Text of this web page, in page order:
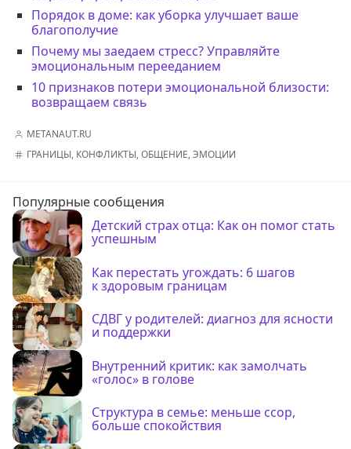
Порядок в доме: как уборка улучшает ваше
благополучие
Почему мы заедаем стресс? Управляйте
эмоциональным перееданием
10 признаков потери эмоциональной близости:
возвращаем связь
METANAUT.RU
ГРАНИЦЫ, КОНФЛИКТЫ,ОБЩЕНИЕ,ЭМОЦИИ
Популярные сообщения
Детский страх отца: Как он помог стать
успешным
Как перестать угождать: 6 шагов
к здоровым границам
СДВГ у родителей: диагноз для ясности
и поддержки
Внутренний критик: как замолчать
«голос» в голове
Структура в семье: меньше ссор,
больше спокойствия